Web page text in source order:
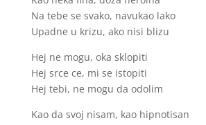
Na tebe se svako, navukao lako
Upadne u krizu, ako nisi blizu
Hej ne mogu, oka sklopiti
Hej srce ce, mi se istopiti
Hej tebi, ne mogu da odolim
Kao da svoj nisam, kao hipnotisan